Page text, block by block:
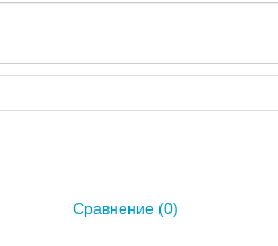
Сравнение (0)